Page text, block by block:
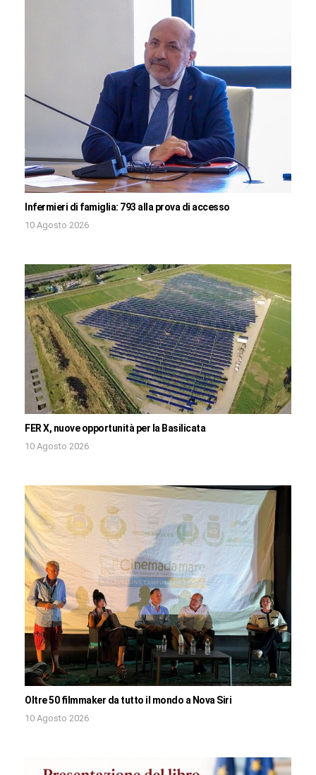
Infermieri di famiglia: 793 alla prova di accesso
10 Agosto 2026
FER X, nuove opportunità per la Basilicata
10 Agosto 2026
Oltre 50 filmmaker da tutto il mondo a Nova Siri
10 Agosto 2026